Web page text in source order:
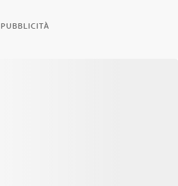
PUBBLICITÀ